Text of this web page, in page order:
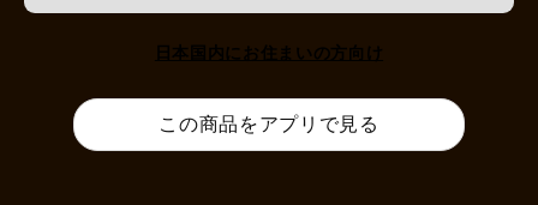
日本国内にお住まいの方向け
この商品をアプリで見る